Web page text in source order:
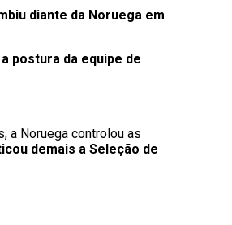
diante da Noruega em
a postura da equipe de
a Noruega controlou as
demais a Seleção de